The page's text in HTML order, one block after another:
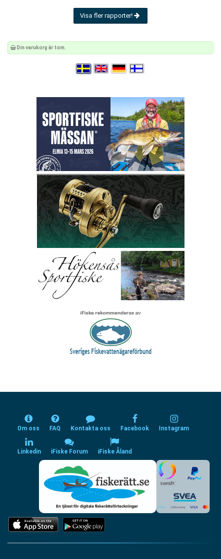
Visa fler rapporter!
Din varukorg är tom.
Om oss FAQ Kontakta oss Facebook Instagram
Linkedin iFiske Forum iFiske Åland